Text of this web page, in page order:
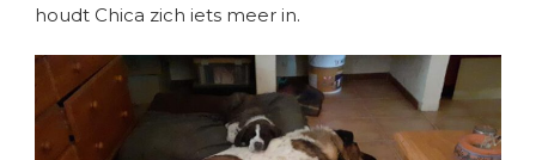
houdt Chica zich iets meer in.